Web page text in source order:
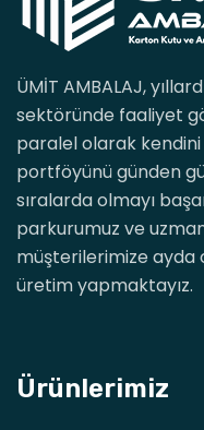
ÜMİT AMBALAJ,
sektöründe faaliyet
paralel olarak
portföyünü günden
sıralarda olmayı
parkurumuz ve
müşterilerimize
üretim yapmaktayız.
Ürünlerimiz